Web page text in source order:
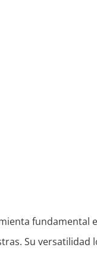
fundamental
Su versatilidad